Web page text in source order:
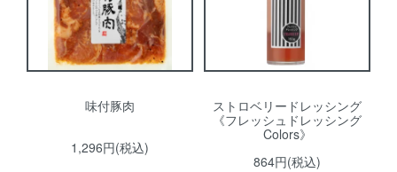
味付豚肉
1,296円(税込)
ストロベリードレッシング
《フレッシュドレッシング
Colors》
864円(税込)